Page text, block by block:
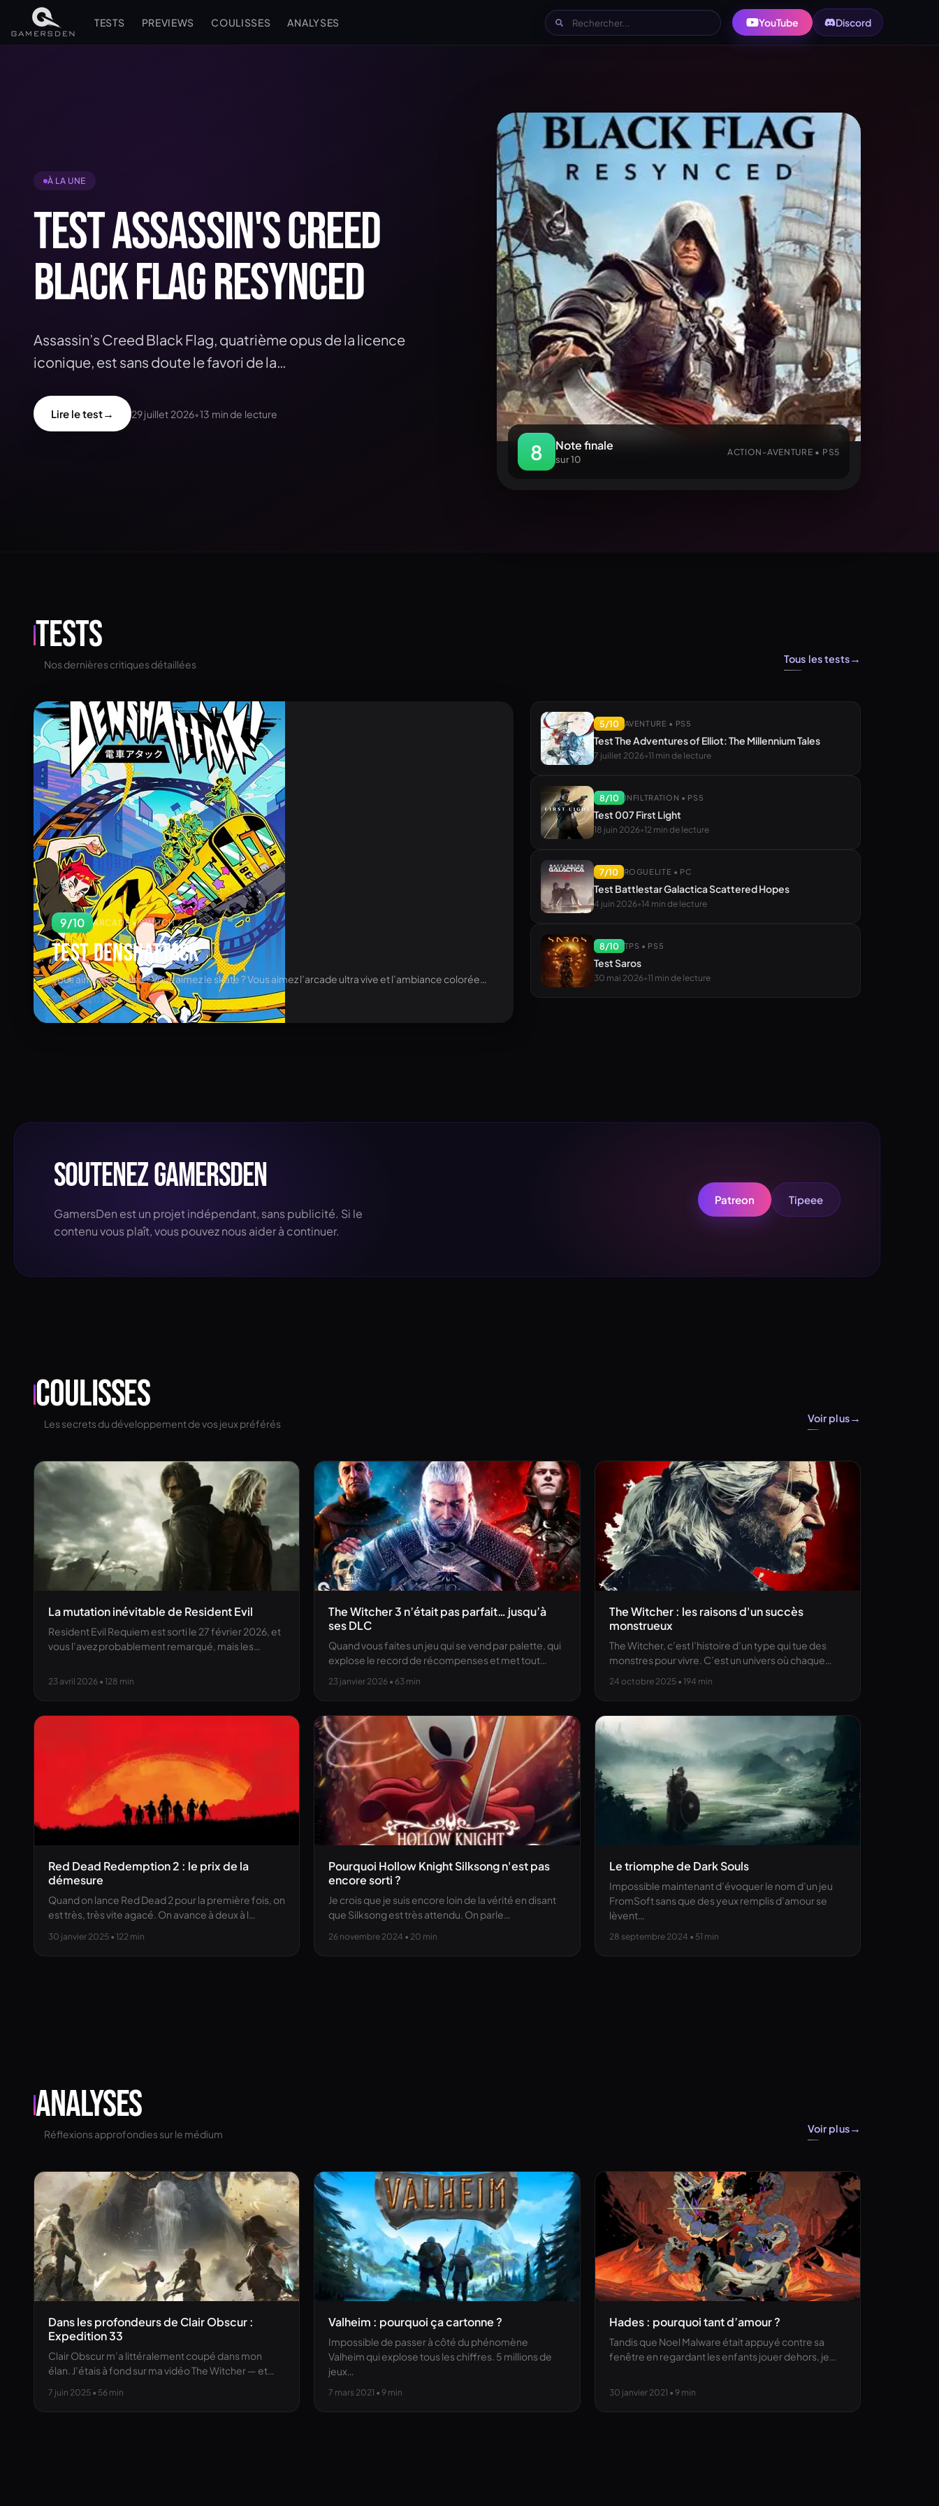
TESTS PREVIEWS COULISSES ANALYSES YouTube Discord
À LA UNE
TEST ASSASSIN'S CREED
BLACK FLAG RESYNCEDTEST ASSASSIN'S CREED BLACK FLAG
Assassin’s Creed Black Flag, quatrième opus de la licence
iconique, est sans doute le favori de la…
Lire le test→ 29 juillet 2026•13 min de lecture
8 Note finale
sur 10
ACTION-AVENTURE • PS5
Tests
Nos dernières critiques détaillées Tous les tests→
9/10 ARCADE • SWITCH 2
Test Denshattack
Vous aimez les trains ? Vous aimez le skate ? Vous aimez l’arcade ultra vive et l’ambiance colorée…
23 juillet 2026•6min
5/10 AVENTURE • PS5
Test The Adventures of Elliot: The Millennium Tales
7 juillet 2026•11 min de lecture
8/10 INFILTRATION • PS5
Test 007 First Light
18 juin 2026•12 min de lecture
7/10 ROGUELITE • PC
Test Battlestar Galactica Scattered Hopes
4 juin 2026•14 min de lecture
8/10 TPS • PS5
Test Saros
30 mai 2026•11 min de lecture
Soutenez GamersDen
GamersDen est un projet indépendant, sans publicité. Si le
contenu vous plaît, vous pouvez nous aider à continuer.
Patreon Tipeee
Coulisses
Les secrets du développement de vos jeux préférés Voir plus→
La mutation inévitable de Resident Evil
Resident Evil Requiem est sorti le 27 février 2026, et
vous l’avez probablement remarqué, mais les…
23 avril 2026 • 128 min
The Witcher 3 n’était pas parfait… jusqu’à
ses DLC
Quand vous faites un jeu qui se vend par palette, qui
explose le record de récompenses et met tout…
23 janvier 2026 • 63 min
The Witcher : les raisons d'un succès
monstrueux
The Witcher, c’est l’histoire d’un type qui tue des
monstres pour vivre. C’est un univers où chaque…
24 octobre 2025• 194 min
Red Dead Redemption 2 : le prix de la
démesure
Quand on lance Red Dead 2 pour la première fois, on
est très, très vite agacé. On avance à deux à l…
30 janvier 2025 • 122 min
Pourquoi Hollow Knight Silksong n'est pas
encore sorti ?
Je crois que je suis encore loin de la vérité en disant
que Silksong est très attendu. On parle…
26 novembre 2024 • 20 min
Le triomphe de Dark Souls
Impossible maintenant d’évoquer le nom d’un jeu
FromSoft sans que des yeux remplis d’amour se
lèvent…
28 septembre 2024 • 51 min
Analyses
Réflexions approfondies sur le médium Voir plus→
Dans les profondeurs de Clair Obscur :
Expedition 33
Clair Obscur m’a littéralement coupé dans mon
élan. J’étais à fond sur ma vidéo The Witcher — et…
7 juin 2025 • 56 min
Valheim : pourquoi ça cartonne ?
Impossible de passer à côté du phénomène
Valheim qui explose tous les chiffres. 5 millions de
jeux…
7 mars 2021 • 9 min
Hades : pourquoi tant d’amour ?
Tandis que Noel Malware était appuyé contre sa
fenêtre en regardant les enfants jouer dehors, je…
30 janvier 2021 • 9 min